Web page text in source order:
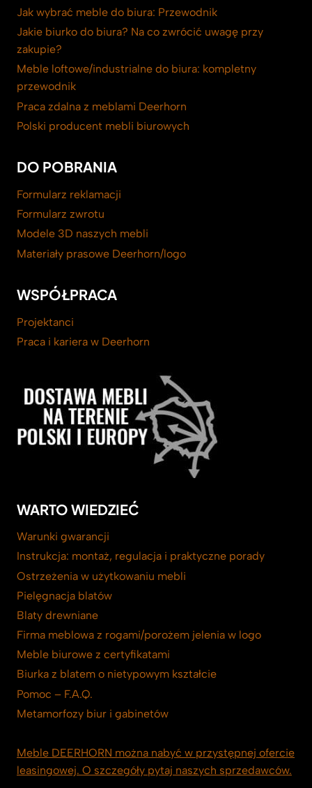
Jak wybrać meble do biura: Przewodnik
Jakie biurko do biura? Na co zwrócić uwagę przy
zakupie?
Meble loftowe/industrialne do biura: kompletny
przewodnik
Praca zdalna z meblami Deerhorn
Polski producent mebli biurowych
DO POBRANIA
Formularz reklamacji
Formularz zwrotu
Modele 3D naszych mebli
Materiały prasowe Deerhorn/logo
WSPÓŁPRACA
Projektanci
Praca i kariera w Deerhorn
WARTO WIEDZIEĆ
Warunki gwarancji
Instrukcja: montaż, regulacja i praktyczne porady
Ostrzeżenia w użytkowaniu mebli
Pielęgnacja blatów
Blaty drewniane
Firma meblowa z rogami/porożem jelenia w logo
Meble biurowe z certyfikatami
Biurka z blatem o nietypowym kształcie
Pomoc – F.A.Q.
Metamorfozy biur i gabinetów
Meble DEERHORN można nabyć w przystępnej ofercie
leasingowej. O szczegóły pytaj naszych sprzedawców.